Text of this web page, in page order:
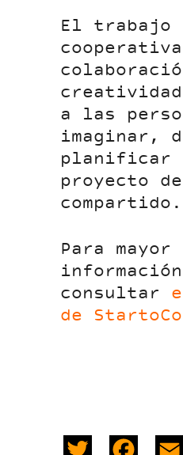
El trabajo
a las
imaginar,
planificar
proyecto
compartido.
Para mayor
consultar
de
Twitter